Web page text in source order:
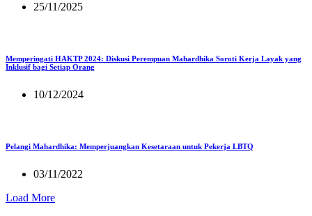
25/11/2025
Memperingati HAKTP 2024: Diskusi Perempuan Mahardhika Soroti Kerja Layak yang
Inklusif bagi Setiap Orang
10/12/2024
Pelangi Mahardhika: Memperjuangkan Kesetaraan untuk Pekerja LBTQ
03/11/2022
Load More